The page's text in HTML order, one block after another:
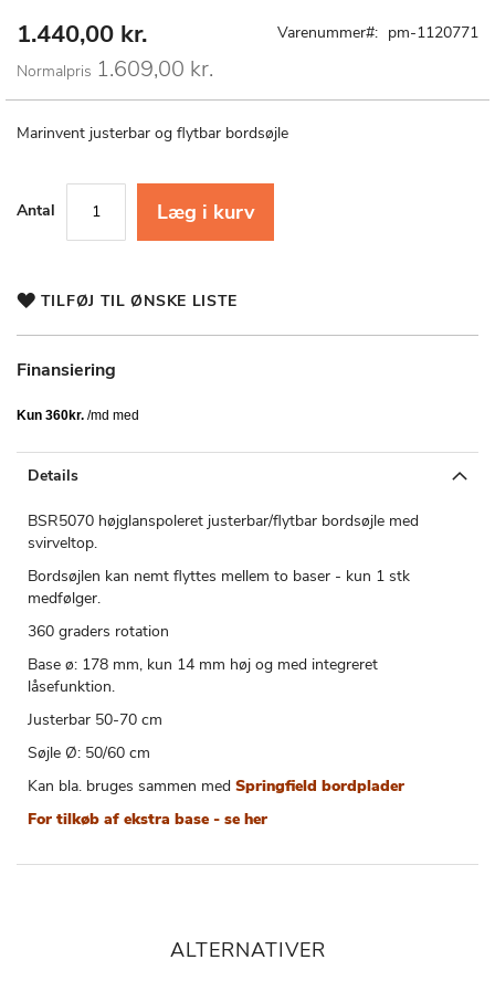
Special
1.440,00 kr.
Normalpris 1.609,00 kr.
Varenummer pm-1120771
Marinvent justerbar og flytbar bordsøjle
Antal Læg i kurv
TILFØJ TIL ØNSKE LISTE
Finansiering
Gå
starten
af
Details
BSR5070 højglanspoleret justerbar/flytbar bordsøjle med
svirveltop.
Bordsøjlen kan nemt flyttes mellem to baser - kun 1 stk
medfølger.
360 graders rotation
Base ø: 178 mm, kun 14 mm høj og med integreret
låsefunktion.
Justerbar 50-70 cm
Søjle Ø: 50/60 cm
Kan bla. bruges sammen med Springfield bordplader
For tilkøb af ekstra base - se her
ALTERNATIVER